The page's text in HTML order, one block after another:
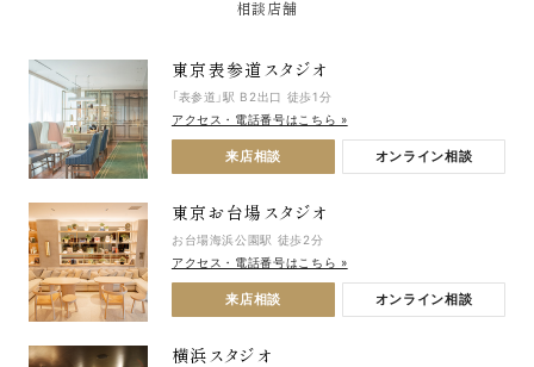
相談店舗
東京表参道スタジオ
「表参道」駅 B2出口 徒歩1分
アクセス・電話番号はこちら »
来店相談 オンライン相談
東京お台場スタジオ
お台場海浜公園駅 徒歩2分
アクセス・電話番号はこちら »
来店相談 オンライン相談
横浜スタジオ